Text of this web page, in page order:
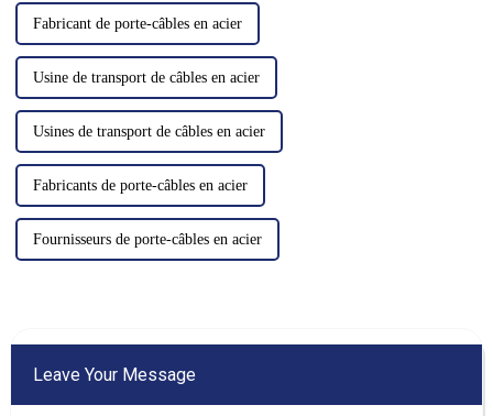
Fabricant de porte-câbles en acier
Usine de transport de câbles en acier
Usines de transport de câbles en acier
Fabricants de porte-câbles en acier
Fournisseurs de porte-câbles en acier
Leave Your Message